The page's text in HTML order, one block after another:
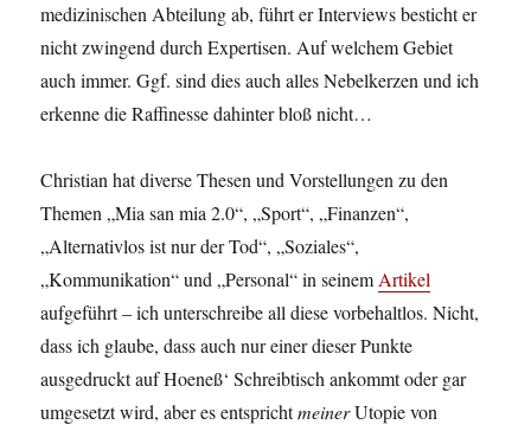
medizinischen Abteilung ab, führt er Interviews besticht er
nicht zwingend durch Expertisen. Auf welchem Gebiet
auch immer. Ggf. sind dies auch alles Nebelkerzen und ich
erkenne die Raffinesse dahinter bloß nicht…
Christian hat diverse Thesen und Vorstellungen zu den
Themen „Mia san mia 2.0“, „Sport“, „Finanzen“,
„Alternativlos ist nur der Tod“, „Soziales“,
„Kommunikation“ und „Personal“ in seinemArtikel
aufgeführt – ich unterschreibe all diese vorbehaltlos. Nicht,
dass ich glaube, dass auch nur einer dieser Punkte
ausgedruckt auf Hoeneß‘ Schreibtisch ankommt oder gar
umgesetzt wird, aber es entsprichtmeinerUtopie von